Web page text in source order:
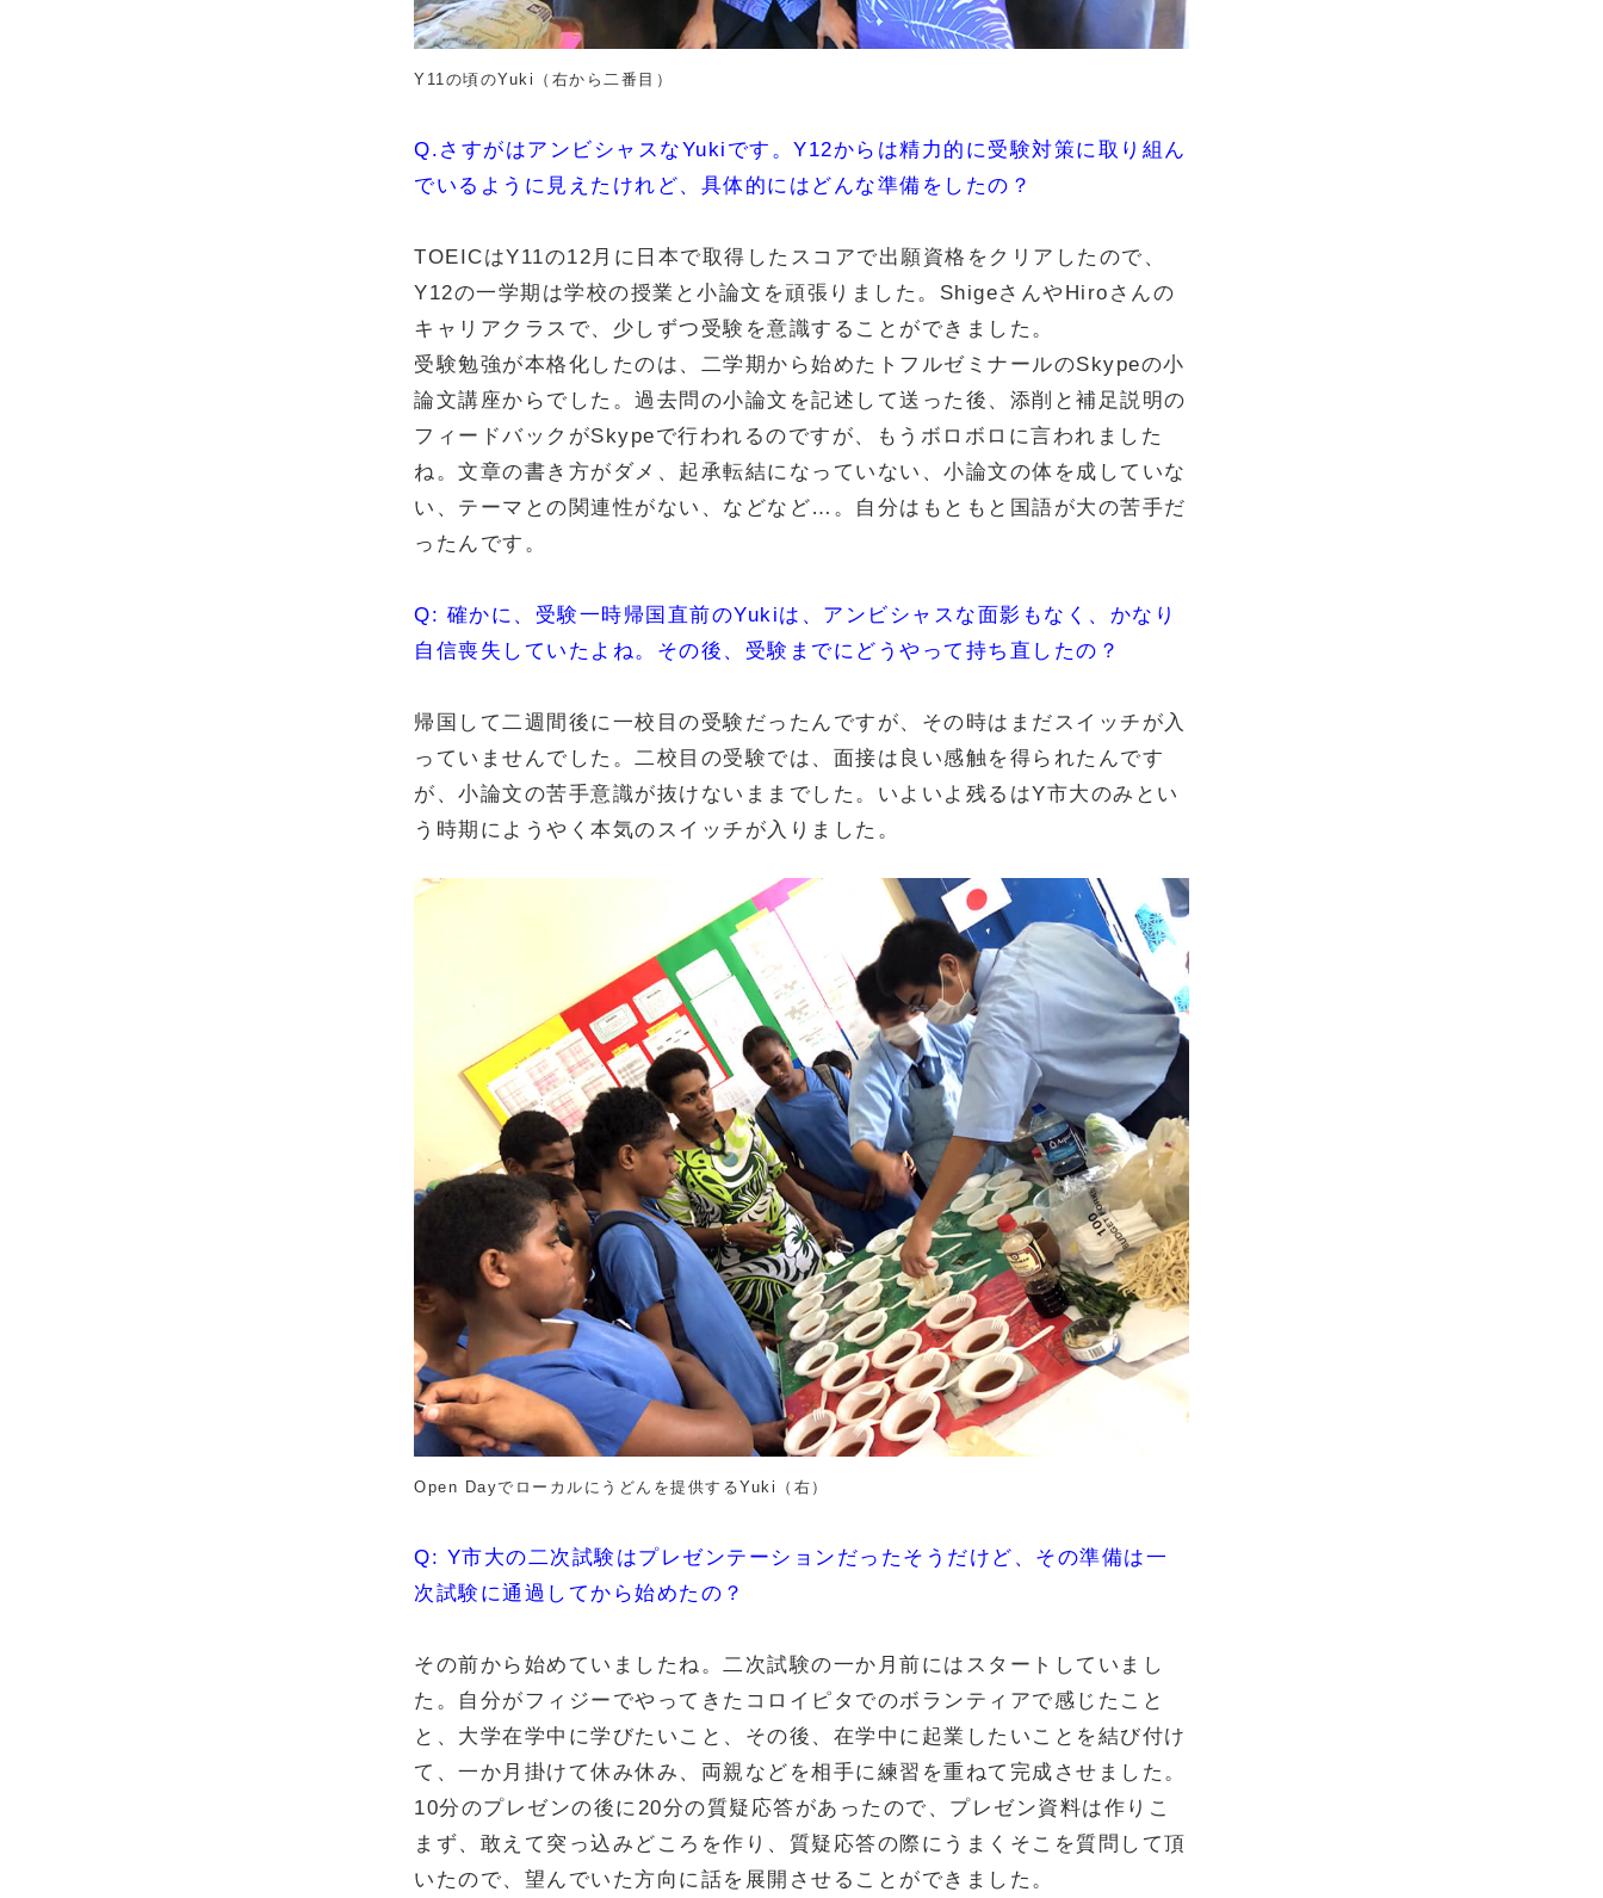
Y11の頃のYuki（右から二番目）
Q.さすがはアンビシャスなYukiです。Y12からは精力的に受験対策に取り組ん
でいるように見えたけれど、具体的にはどんな準備をしたの？
TOEICはY11の12月に日本で取得したスコアで出願資格をクリアしたので、
Y12の一学期は学校の授業と小論文を頑張りました。ShigeさんやHiroさんの
キャリアクラスで、少しずつ受験を意識することができました。
受験勉強が本格化したのは、二学期から始めたトフルゼミナールのSkypeの小
論文講座からでした。過去問の小論文を記述して送った後、添削と補足説明の
フィードバックがSkypeで行われるのですが、もうボロボロに言われました
ね。文章の書き方がダメ、起承転結になっていない、小論文の体を成していな
い、テーマとの関連性がない、などなど…。自分はもともと国語が大の苦手だ
ったんです。
Q: 確かに、受験一時帰国直前のYukiは、アンビシャスな面影もなく、かなり
自信喪失していたよね。その後、受験までにどうやって持ち直したの？
帰国して二週間後に一校目の受験だったんですが、その時はまだスイッチが入
っていませんでした。二校目の受験では、面接は良い感触を得られたんです
が、小論文の苦手意識が抜けないままでした。いよいよ残るはY市大のみとい
う時期にようやく本気のスイッチが入りました。
Open Dayでローカルにうどんを提供するYuki（右）
Q: Y市大の二次試験はプレゼンテーションだったそうだけど、その準備は一
次試験に通過してから始めたの？
その前から始めていましたね。二次試験の一か月前にはスタートしていまし
た。自分がフィジーでやってきたコロイピタでのボランティアで感じたこと
と、大学在学中に学びたいこと、その後、在学中に起業したいことを結び付け
て、一か月掛けて休み休み、両親などを相手に練習を重ねて完成させました。
10分のプレゼンの後に20分の質疑応答があったので、プレゼン資料は作りこ
まず、敢えて突っ込みどころを作り、質疑応答の際にうまくそこを質問して頂
いたので、望んでいた方向に話を展開させることができました。